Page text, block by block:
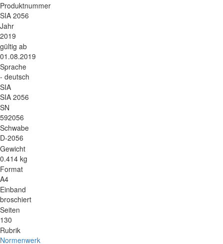
Produktnummer
SIA 2056
Jahr
2019
gültig ab
01.08.2019
Sprache
- deutsch
SIA
SIA 2056
SN
592056
Schwabe
D-2056
Gewicht
0.414 kg
Format
A4
Einband
broschiert
Seiten
130
Rubrik
Normenwerk